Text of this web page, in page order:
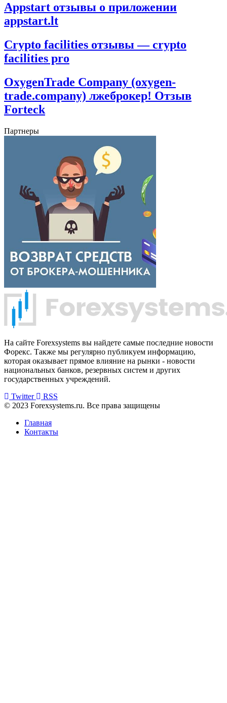
Appstart отзывы о приложении
appstart.lt
Crypto facilities отзывы — crypto
facilities pro
OxygenTrade Company (oxygen-
trade.company) лжеброкер! Отзыв
Forteck
Партнеры
На сайте Forexsystems вы найдете самые последние новости
Форекс. Также мы регулярно публикуем информацию,
которая оказывает прямое влияние на рынки - новости
национальных банков, резервных систем и других
государственных учреждений.
Twitter
RSS
© 2023 Forexsystems.ru. Все права защищены
Главная
Контакты